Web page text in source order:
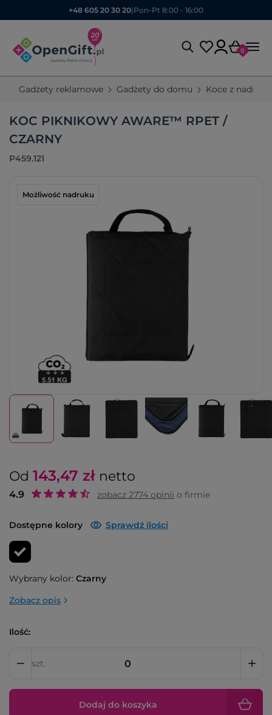
+48 605 20 30 20| Pon-Pt 8:00 - 16:00
0
Gadżety reklamowe Gadżety do domu Koce z
KOC PIKNIKOWY AWARE™ RPET /
CZARNY
P459.121
Możliwość nadruku
Od 143,47 zł netto
4.9 zobacz 2774 opinii o firmie
Dostępne kolory Sprawdź ilości
Wybrany kolor: Czarny
Zobacz opis
Ilość:
szt.
Dodaj do koszyka